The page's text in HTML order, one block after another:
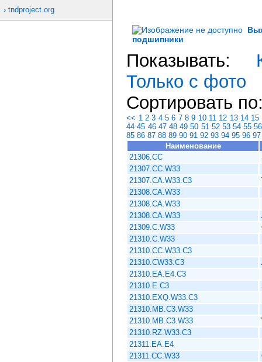
tndproject.org
подшипники
Показывать:
Только с фото
Сортировать
<< 1 2 3 4 5 6 7 8 9 10 11 12 13 14 15
44 45 46 47 48 49 50 51 52 53 54 55 56
85 86 87 88 89 90 91 92 93 94 95 96 97
Наименование
21306.CC
21307.CC.W33
21307.CA.W33.C3
21308.CA.W33
21308.CA.W33
21308.CA.W33
21309.C.W33
21310.C.W33
21310.CC.W33.C3
21310.CW33.C3
21310.EA.E4.C3
21310.Е.C3
21310.EXQ.W33.C3
21310.MB.C3.W33
21310.MB.C3.W33
21310.RZ.W33.C3
21311.EA.E4
21311.CC.W33